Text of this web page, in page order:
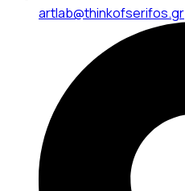
artlab@thinkofserifos.gr